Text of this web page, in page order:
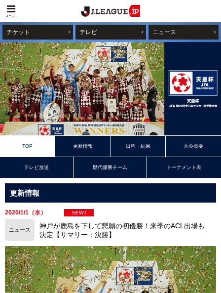
メニュー
チケット テレビ ニュース
TOP 更新情報 日程・結果 大会概要
テレビ放送 歴代優勝チーム トーナメント表
更新情報
2020/1/1（水） NEW!!
ニュース
神戸が鹿島を下して悲願の初優勝！来季のACL出場も
決定【サマリー：決勝】